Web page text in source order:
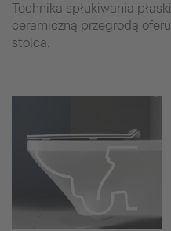
Technika spłukiwania
ceramiczną przegrodą
stolca.